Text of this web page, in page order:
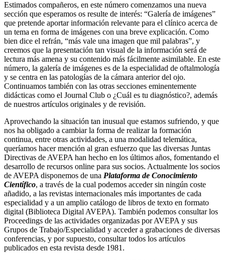
Estimados compañeros, en este número comenzamos una nueva
sección que esperamos os resulte de interés: “Galería de imágenes”
que pretende aportar información relevante para el clínico acerca de
un tema en forma de imágenes con una breve explicación. Como
bien dice el refrán, “más vale una imagen que mil palabras”, y
creemos que la presentación tan visual de la información será de
lectura más amena y su contenido más fácilmente asimilable. En este
número, la galería de imágenes es de la especialidad de oftalmología
y se centra en las patologías de la cámara anterior del ojo.
Continuamos también con las otras secciones eminentemente
didácticas como el Journal Club o ¿Cuál es tu diagnóstico?, además
de nuestros artículos originales y de revisión.
Aprovechando la situación tan inusual que estamos sufriendo, y que
nos ha obligado a cambiar la forma de realizar la formación
continua, entre otras actividades, a una modalidad telemática,
queríamos hacer mención al gran esfuerzo que las diversas Juntas
Directivas de AVEPA han hecho en los últimos años, fomentando el
desarrollo de recursos online para sus socios. Actualmente los socios
de AVEPA disponemos de una Plataforma de Conocimiento
Científico, a través de la cual podemos acceder sin ningún coste
añadido, a las revistas internacionales más importantes de cada
especialidad y a un amplio catálogo de libros de texto en formato
digital (Biblioteca Digital AVEPA). También podemos consultar los
Proceedings de las actividades organizadas por AVEPA y sus
Grupos de Trabajo/Especialidad y acceder a grabaciones de diversas
conferencias, y por supuesto, consultar todos los artículos
publicados en esta revista desde 1981.